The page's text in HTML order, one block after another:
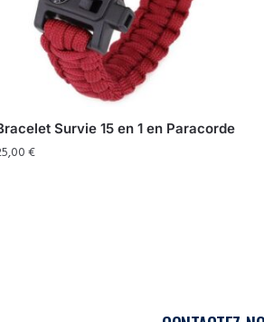
Survie 15 en 1 en Paracorde
€